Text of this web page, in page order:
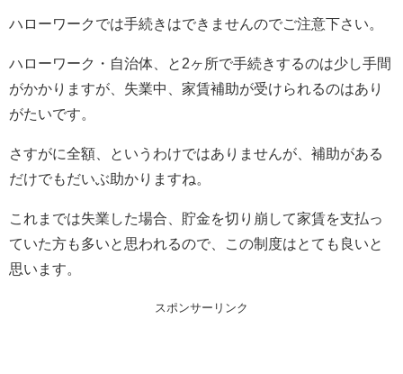
ハローワークでは手続きはできませんのでご注意下さい。
ハローワーク・自治体、と2ヶ所で手続きするのは少し手間
がかかりますが、失業中、家賃補助が受けられるのはあり
がたいです。
さすがに全額、というわけではありませんが、補助がある
だけでもだいぶ助かりますね。
これまでは失業した場合、貯金を切り崩して家賃を支払っ
ていた方も多いと思われるので、この制度はとても良いと
思います。
スポンサーリンク